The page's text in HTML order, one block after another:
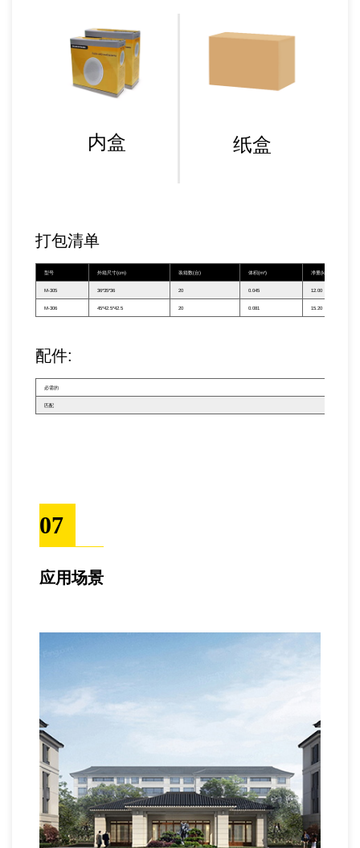
内盒 纸盒
打包清单
型号 外箱尺寸(cm) 装箱数(台) 体积(m³) 净重(kg)
M-305 36*35*36 20 0.045 12.00
M-306 45*42.5*42.5 20 0.081 15.20
配件:
必需的
匹配
07
应用场景